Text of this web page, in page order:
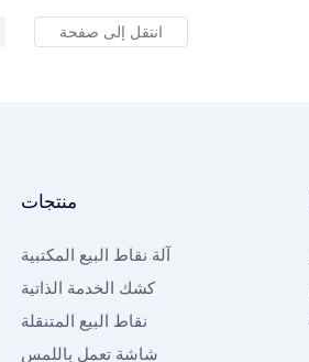
لمساعدتك على الترقية من التذاكر الورقية
منتجات
آلة نقاط البيع المكتبية
كشك الخدمة الذاتية
نقاط البيع المتنقلة
شاشة تعمل باللمس